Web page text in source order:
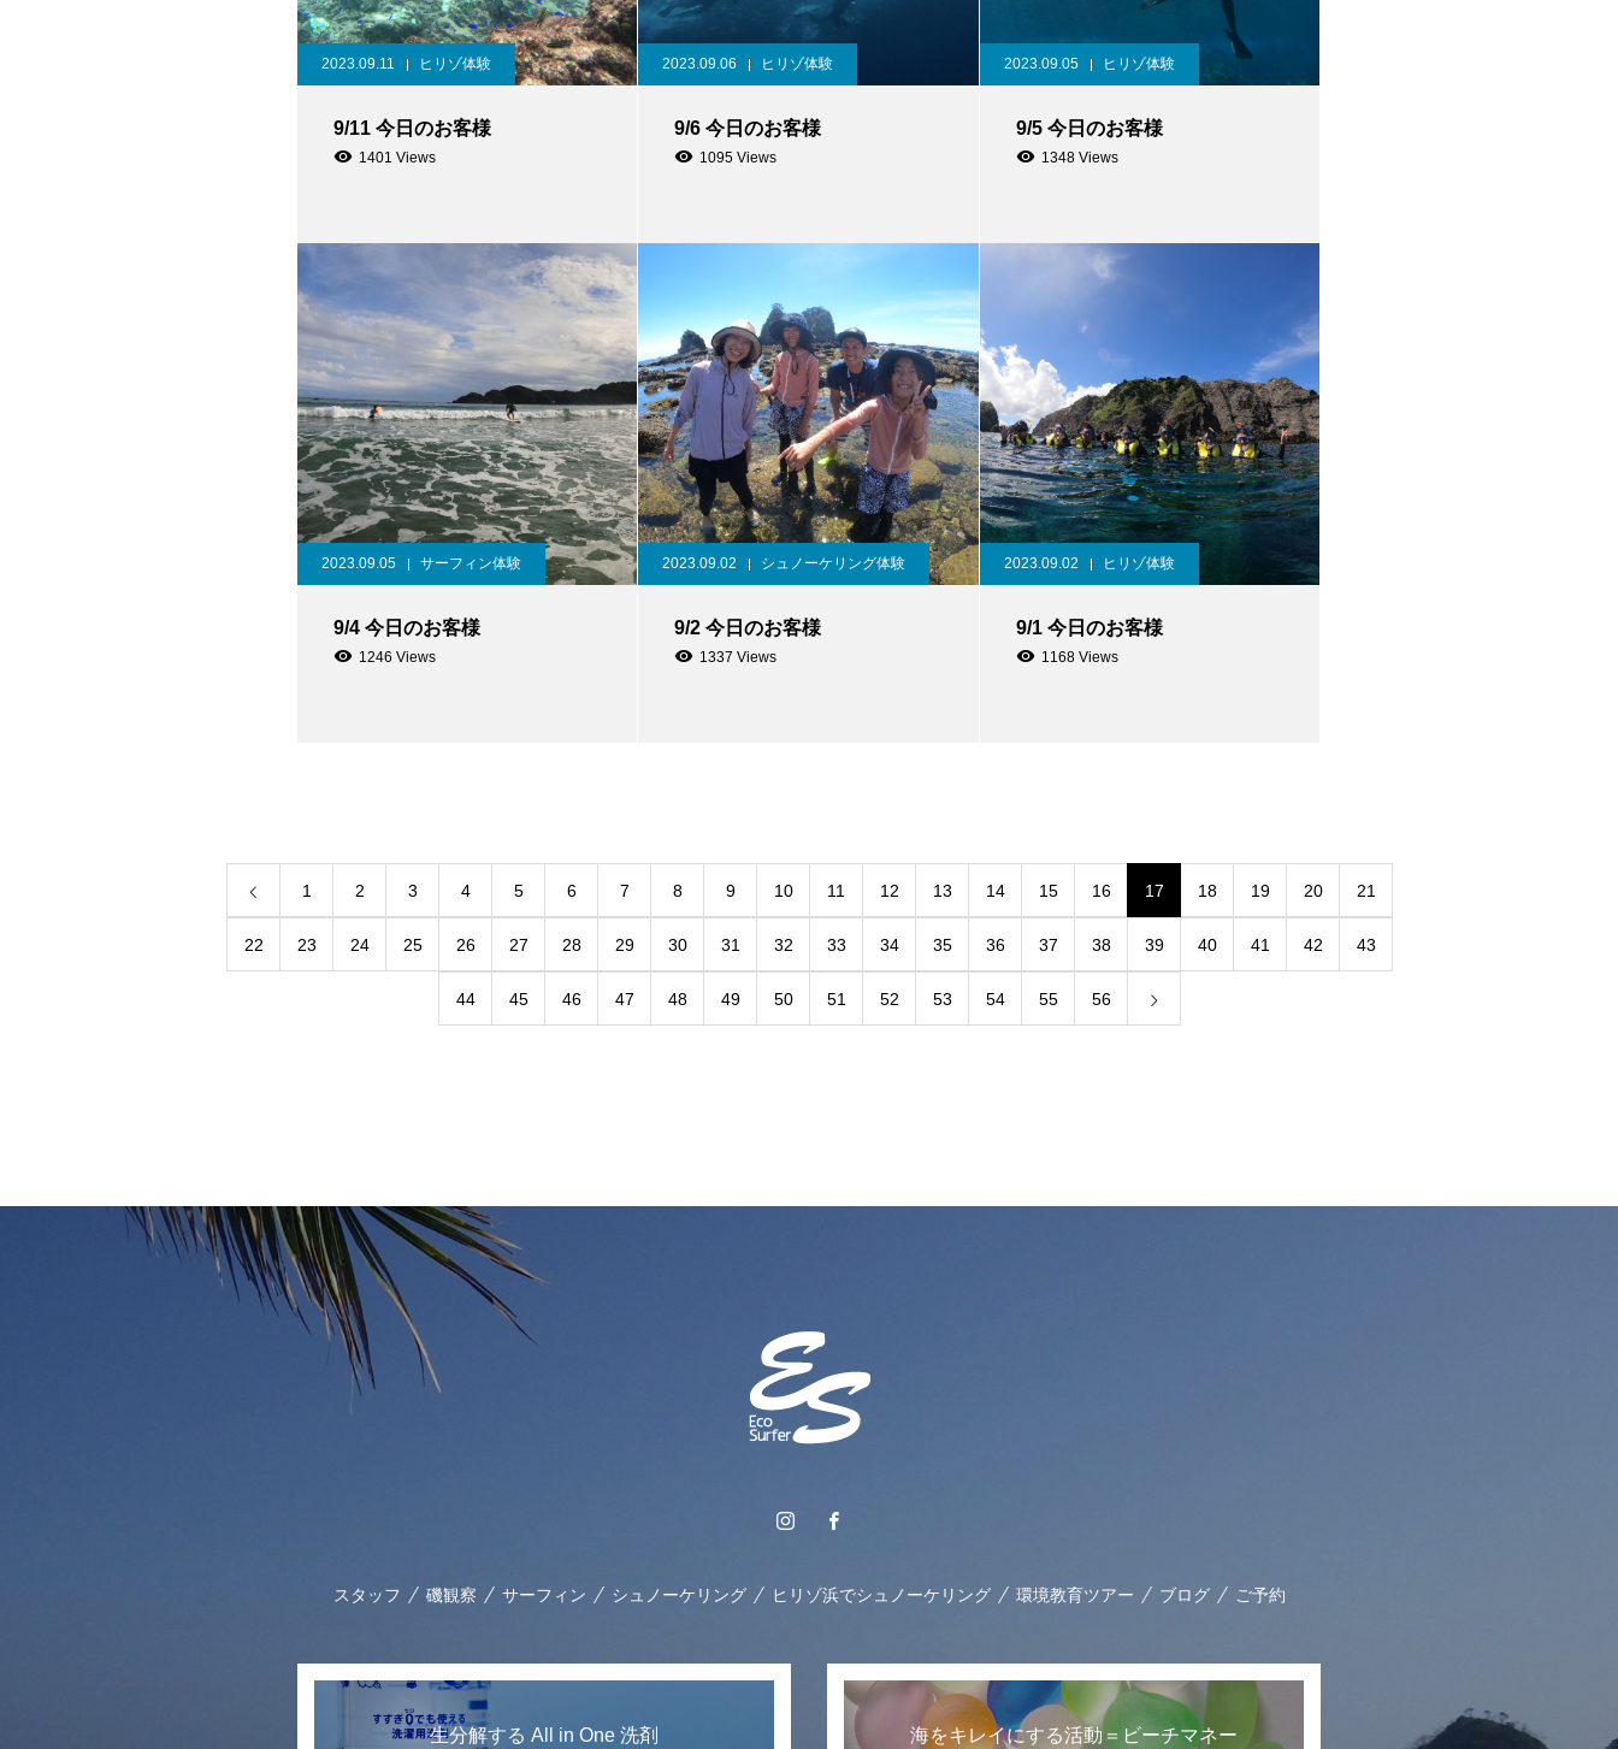
2023.09.11 ヒリゾ体験
9/11 今日のお客様
1401 Views
2023.09.06 ヒリゾ体験
9/6 今日のお客様
1095 Views
2023.09.05 ヒリゾ体験
9/5 今日のお客様
1348 Views
2023.09.05 サーフィン体験
9/4 今日のお客様
1246 Views
2023.09.02 シュノーケリング体験
9/2 今日のお客様
1337 Views
2023.09.02 ヒリゾ体験
9/1 今日のお客様
1168 Views
1 2 3 4 5 6 7 8 9 10 11 12 13 14 15 16 17 18 19 20 21
22 23 24 25 26 27 28 29 30 31 32 33 34 35 36 37 38 39 40 41 42 43
44 45 46 47 48 49 50 51 52 53 54 55 56
スタッフ 磯観察 サーフィン シュノーケリング ヒリゾ浜でシュノーケリング 環境教育ツアー ブログ ご予約
生分解する All in One 洗剤 海をキレイにする活動＝ビーチマネー